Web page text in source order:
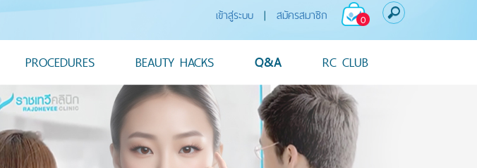
0
เข้าสู่ระบบ | สมัครสมาชิก
PROCEDURES BEAUTY HACKS Q&A RC CLUB